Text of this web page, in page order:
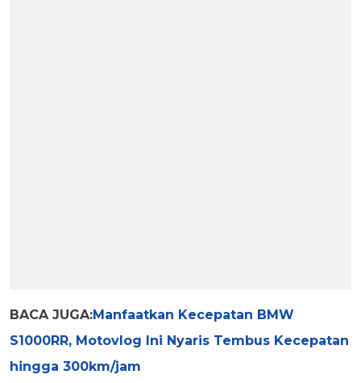
BACA JUGA:Manfaatkan Kecepatan BMW
S1000RR, Motovlog Ini Nyaris Tembus Kecepatan
hingga 300km/jam